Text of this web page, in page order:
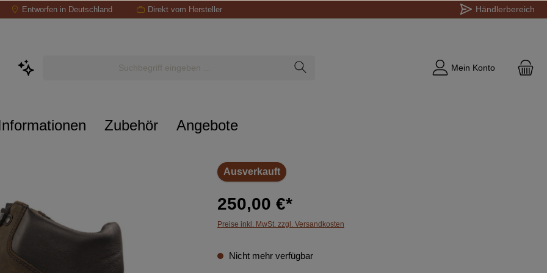
Entworfen in Deutschland Direkt vom Hersteller Händlerbereich
Mein Konto
Zubehör Angebote
Ausverkauft
250,00 €*
Preise inkl. MwSt. zzgl. Versandkosten
Nicht mehr verfügbar